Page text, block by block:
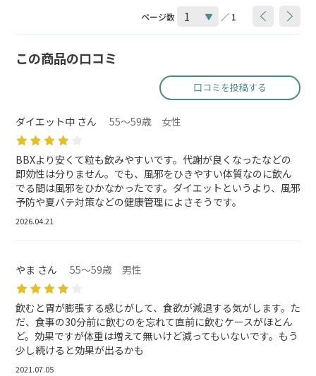
ページ数 ／ 1
この商品の口コミ
口コミを投稿する
ダイエット中 さん 55～59歳 女性
BBXより安くて粒も飲みやすいです。代謝が良くなったなどの
即効性は分りません。でも、風邪をひきやすい体質なのに飲ん
でる間は風邪をひかなかったです。ダイエットというより、風邪
予防や夏バテ対策などの健康管理によさそうです。
2026.04.21
やま さん 55～59歳 男性
飲むと胃が膨張する感じがして、食欲が減退する気がします。た
だ、食事の30分前に飲むのを忘れて直前に飲むケースがほとん
ど。効果ですが体重は増えて無いけど減ってもいないです。もう
少し続けると効果が出るかも
2021.07.05